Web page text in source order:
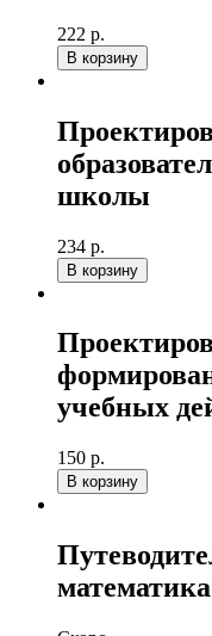
222 р.
В корзину
школы
234 р.
В корзину
учебных
150 р.
В корзину